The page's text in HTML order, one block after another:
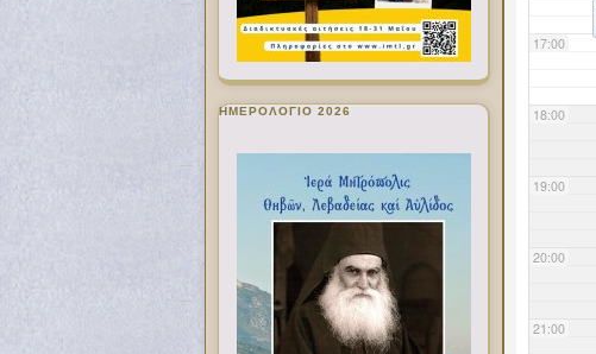
17:00
18:00
19:00
20:00
21:00
ΗΜΕΡΟΛΟΓΙΟ 2026